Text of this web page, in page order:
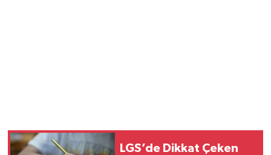
LGS’de Dikkat Çeken